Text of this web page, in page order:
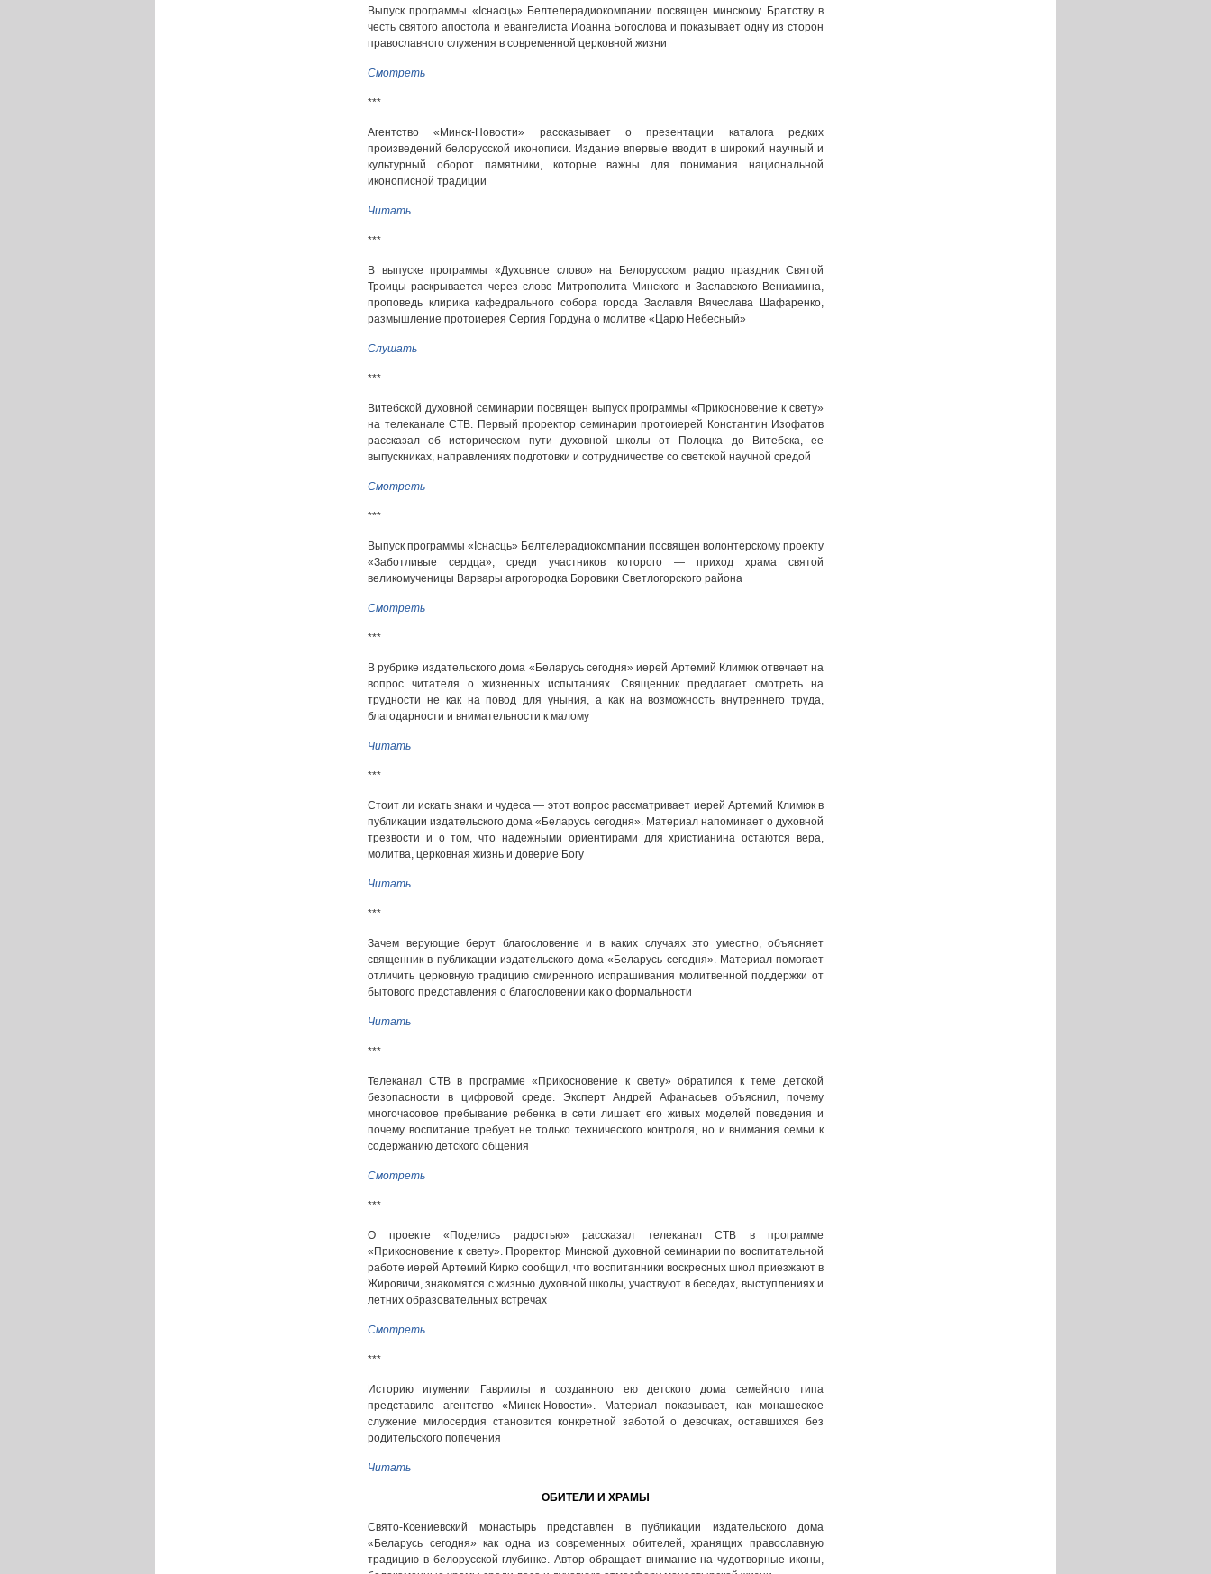
Выпуск программы «Існасць» Белтелерадиокомпании посвящен минскому Братству в
честь святого апостола и евангелиста Иоанна Богослова и показывает одну из сторон
православного служения в современной церковной жизни
Смотреть
***
Агентство «Минск-Новости» рассказывает о презентации каталога редких
произведений белорусской иконописи. Издание впервые вводит в широкий научный и
культурный оборот памятники, которые важны для понимания национальной
иконописной традиции
Читать
***
В выпуске программы «Духовное слово» на Белорусском радио праздник Святой
Троицы раскрывается через слово Митрополита Минского и Заславского Вениамина,
проповедь клирика кафедрального собора города Заславля Вячеслава Шафаренко,
размышление протоиерея Сергия Гордуна о молитве «Царю Небесный»
Слушать
***
Витебской духовной семинарии посвящен выпуск программы «Прикосновение к свету»
на телеканале СТВ. Первый проректор семинарии протоиерей Константин Изофатов
рассказал об историческом пути духовной школы от Полоцка до Витебска, ее
выпускниках, направлениях подготовки и сотрудничестве со светской научной средой
Смотреть
***
Выпуск программы «Існасць» Белтелерадиокомпании посвящен волонтерскому проекту
«Заботливые сердца», среди участников которого — приход храма святой
великомученицы Варвары агрогородка Боровики Светлогорского района
Смотреть
***
В рубрике издательского дома «Беларусь сегодня» иерей Артемий Климюк отвечает на
вопрос читателя о жизненных испытаниях. Священник предлагает смотреть на
трудности не как на повод для уныния, а как на возможность внутреннего труда,
благодарности и внимательности к малому
Читать
***
Стоит ли искать знаки и чудеса — этот вопрос рассматривает иерей Артемий Климюк в
публикации издательского дома «Беларусь сегодня». Материал напоминает о духовной
трезвости и о том, что надежными ориентирами для христианина остаются вера,
молитва, церковная жизнь и доверие Богу
Читать
***
Зачем верующие берут благословение и в каких случаях это уместно, объясняет
священник в публикации издательского дома «Беларусь сегодня». Материал помогает
отличить церковную традицию смиренного испрашивания молитвенной поддержки от
бытового представления о благословении как о формальности
Читать
***
Телеканал СТВ в программе «Прикосновение к свету» обратился к теме детской
безопасности в цифровой среде. Эксперт Андрей Афанасьев объяснил, почему
многочасовое пребывание ребенка в сети лишает его живых моделей поведения и
почему воспитание требует не только технического контроля, но и внимания семьи к
содержанию детского общения
Смотреть
***
О проекте «Поделись радостью» рассказал телеканал СТВ в программе
«Прикосновение к свету». Проректор Минской духовной семинарии по воспитательной
работе иерей Артемий Кирко сообщил, что воспитанники воскресных школ приезжают в
Жировичи, знакомятся с жизнью духовной школы, участвуют в беседах, выступлениях и
летних образовательных встречах
Смотреть
***
Историю игумении Гавриилы и созданного ею детского дома семейного типа
представило агентство «Минск-Новости». Материал показывает, как монашеское
служение милосердия становится конкретной заботой о девочках, оставшихся без
родительского попечения
Читать
ОБИТЕЛИ И ХРАМЫ
Свято-Ксениевский монастырь представлен в публикации издательского дома
«Беларусь сегодня» как одна из современных обителей, хранящих православную
традицию в белорусской глубинке. Автор обращает внимание на чудотворные иконы,